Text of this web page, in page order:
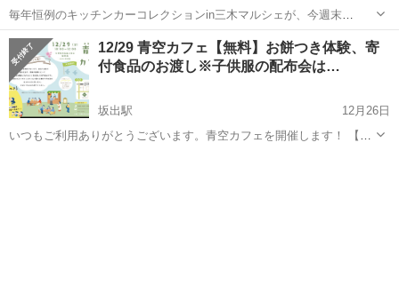
毎年恒例のキッチンカーコレクションin三木マルシェが、今週末
(1/24・25)に開催！ 県内外から多数のキッチンカーをはじめ、ハンド
メイドやワークショップもずらりと並びます。 またステージでは、地
元アーティストの歌や演奏...
香川 学園通り駅 地域/お祭り マルシェ
12/29 青空カフェ【無料】お餅つき体験、寄
付食品のお渡し※子供服の配布会は…
坂出駅
12月26日
いつもご利用ありがとうございます。青空カフェを開催します！ 【ご